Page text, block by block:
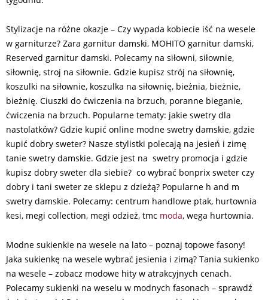
Stylizacje na różne okazje – Czy wypada kobiecie iść na wesele
w garniturze? Zara garnitur damski, MOHITO garnitur damski,
Reserved garnitur damski. Polecamy na siłowni, siłownie,
siłownię, stroj na siłownie. Gdzie kupisz strój na siłownię,
koszulki na siłownie, koszulka na siłownię, bieżnia, bieżnie,
bieżnię. Ciuszki do ćwiczenia na brzuch, poranne bieganie,
ćwiczenia na brzuch. Popularne tematy: jakie swetry dla
nastolatków? Gdzie kupić online modne swetry damskie, gdzie
kupić dobry sweter? Nasze stylistki polecają na jesień i zimę
tanie swetry damskie. Gdzie jest na swetry promocja i gdzie
kupisz dobry sweter dla siebie? co wybrać bonprix sweter czy
dobry i tani sweter ze sklepu z dzieżą? Popularne h and m
swetry damskie. Polecamy: centrum handlowe ptak, hurtownia
kesi, megi collection, megi odzież, tmc moda, wega hurtownia.
Modne sukienkie na wesele na lato – poznaj topowe fasony!
Jaka sukienkę na wesele wybrać jesienia i zimą? Tania sukienko
na wesele – zobacz modowe hity w atrakcyjnych cenach.
Polecamy sukienki na weselu w modnych fasonach – sprawdź